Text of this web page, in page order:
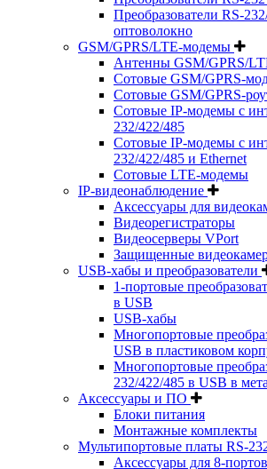
Преобразователи RS-
оптоволокно
GSM/GPRS/LTE-модемы
Антенны GSM/GPRS/
Сотовые GSM/GPRS-
Сотовые GSM/GPRS-
Сотовые IP-модемы с
232/422/485
Сотовые IP-модемы с
232/422/485 и Ethernet
Сотовые LTE-модемы
IP-видеонаблюдение
Аксессуары для
Видеорегистраторы
Видеосерверы VPort
Защищенные
USB-хабы и преобразователи
1-портовые
в USB
USB-хабы
Многопортовые
USB в пластиковом
Многопортовые
232/422/485 в USB в
Аксессуары и ПО
Блоки питания
Монтажные комплекты
Мультипортовые платы RS-
Аксессуары для 8-